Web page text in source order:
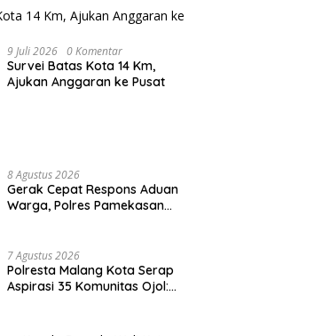
2026-2035
9 Juli 2026 0 Komentar
Survei Batas Kota 14 Km,
Ajukan Anggaran ke Pusat
8 Agustus 2026
Gerak Cepat Respons Aduan
Warga, Polres Pamekasan
7 Agustus 2026
Polresta Malang Kota Serap
Aspirasi 35 Komunitas Ojol: